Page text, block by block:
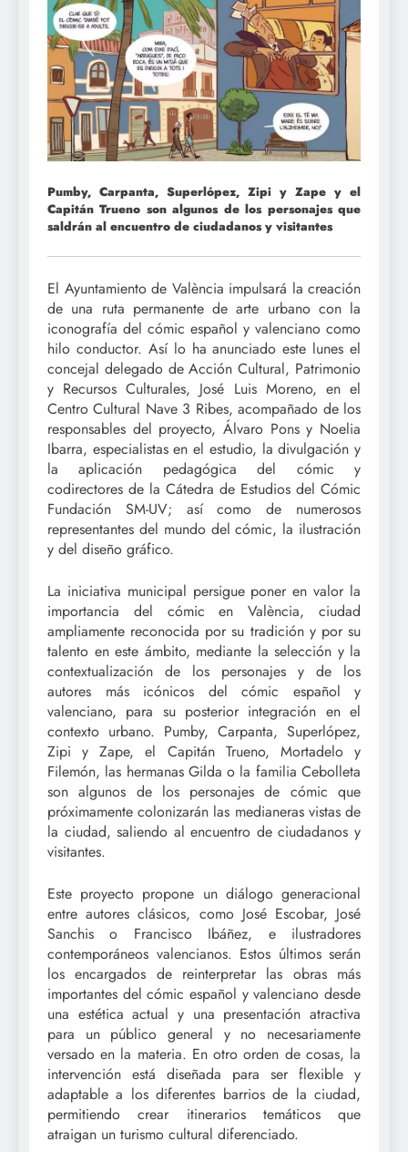
Pumby, Carpanta, Superlópez, Zipi y Zape y el
Capitán Trueno son algunos de los personajes que
saldrán al encuentro de ciudadanos y visitantes
El Ayuntamiento de València impulsará la creación
de una ruta permanente de arte urbano con la
iconografía del cómic español y valenciano como
hilo conductor. Así lo ha anunciado este lunes el
concejal delegado de Acción Cultural, Patrimonio
y Recursos Culturales, José Luis Moreno, en el
Centro Cultural Nave 3 Ribes, acompañado de los
responsables del proyecto, Álvaro Pons y Noelia
Ibarra, especialistas en el estudio, la divulgación y
la aplicación pedagógica del cómic y
codirectores de la Cátedra de Estudios del Cómic
Fundación SM-UV; así como de numerosos
representantes del mundo del cómic, la ilustración
y del diseño gráfico.
La iniciativa municipal persigue poner en valor la
importancia del cómic en València, ciudad
ampliamente reconocida por su tradición y por su
talento en este ámbito, mediante la selección y la
contextualización de los personajes y de los
autores más icónicos del cómic español y
valenciano, para su posterior integración en el
contexto urbano. Pumby, Carpanta, Superlópez,
Zipi y Zape, el Capitán Trueno, Mortadelo y
Filemón, las hermanas Gilda o la familia Cebolleta
son algunos de los personajes de cómic que
próximamente colonizarán las medianeras vistas de
la ciudad, saliendo al encuentro de ciudadanos y
visitantes.
Este proyecto propone un diálogo generacional
entre autores clásicos, como José Escobar, José
Sanchis o Francisco Ibáñez, e ilustradores
contemporáneos valencianos. Estos últimos serán
los encargados de reinterpretar las obras más
importantes del cómic español y valenciano desde
una estética actual y una presentación atractiva
para un público general y no necesariamente
versado en la materia. En otro orden de cosas, la
intervención está diseñada para ser flexible y
adaptable a los diferentes barrios de la ciudad,
permitiendo crear itinerarios temáticos que
atraigan un turismo cultural diferenciado.